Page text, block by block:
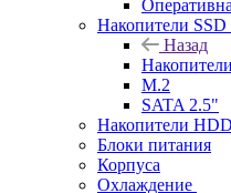
Накопители SSD
Назад
M.2
SATA 2.5"
Накопители HDD
Блоки питания
Корпуса
Охлаждение